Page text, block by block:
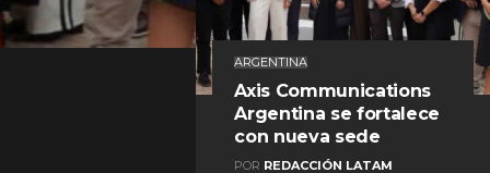
ARGENTINA
Axis Communications
Argentina se fortalece
con nueva sede
POR REDACCIÓN LATAM